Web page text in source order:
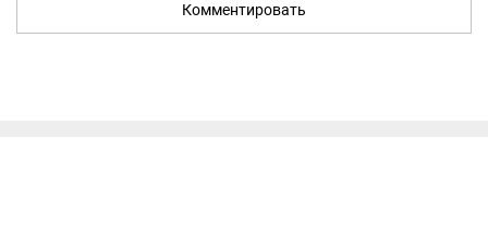
Комментировать